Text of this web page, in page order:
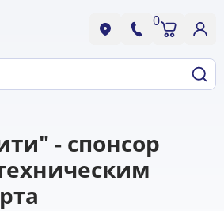
0
- спонсор